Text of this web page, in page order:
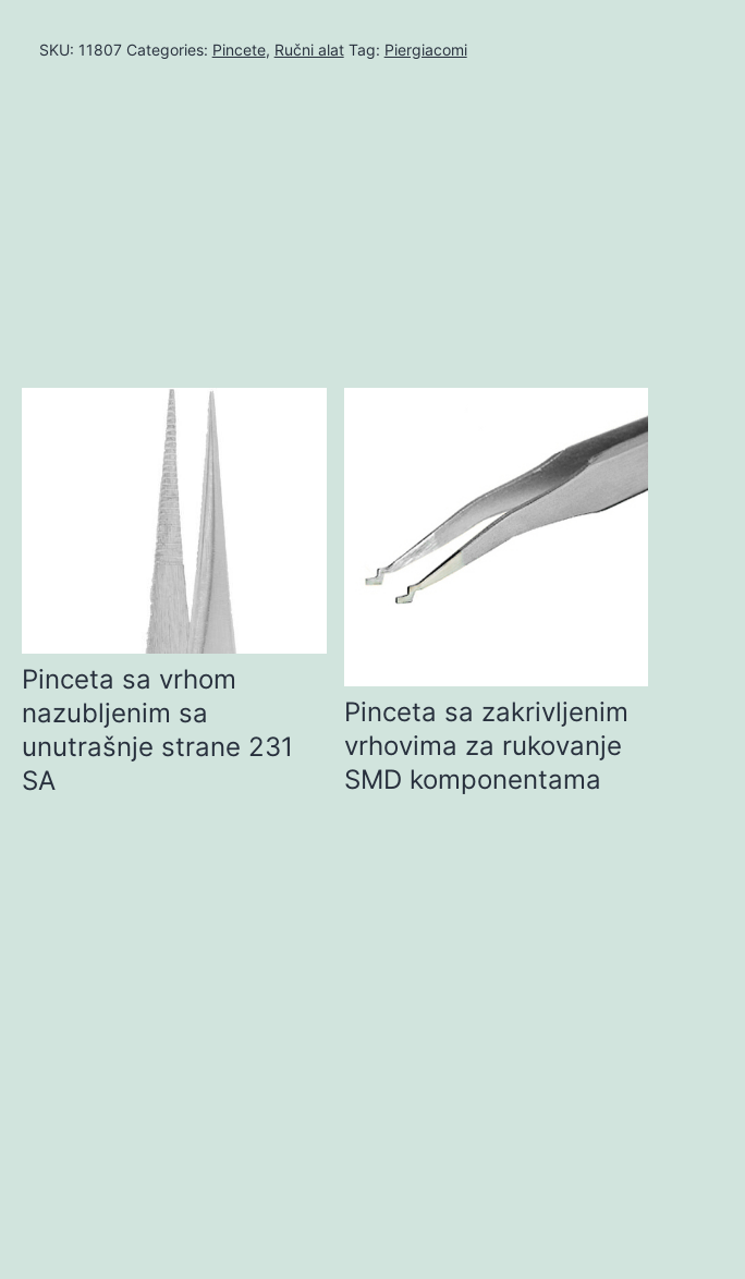
SKU: 11807 Categories: Pincete, Ručni alat Tag: Piergiacomi
Pinceta sa vrhom
nazubljenim sa
unutrašnje strane 231
SA
Pinceta sa zakrivljenim
vrhovima za rukovanje
SMD komponentama